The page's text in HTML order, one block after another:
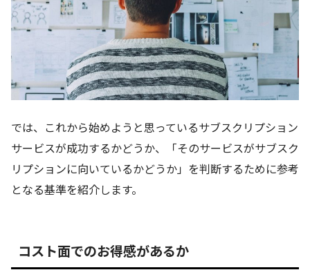
では、これから始めようと思っているサブスクリプション
サービスが成功するかどうか、「そのサービスがサブスク
リプションに向いているかどうか」を判断するために参考
となる基準を紹介します。
コスト面でのお得感があるか